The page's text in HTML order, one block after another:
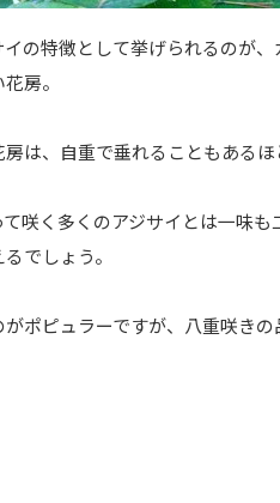
の特徴として挙げられるのが
房。
は、自重で垂れることもあるほ
咲く多くのアジサイとは一味
でしょう。
ポピュラーですが、八重咲き